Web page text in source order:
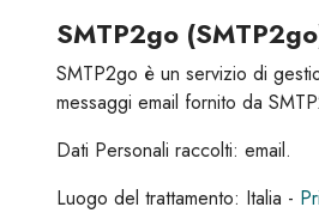
SMTP2go
SMTP2go è un servizio di
messaggi email fornito da
Dati Personali raccolti: email.
Luogo del trattamento: Italia -